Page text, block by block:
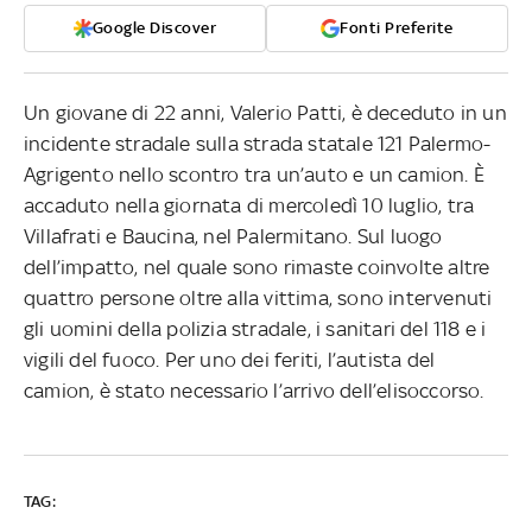
Google Discover Fonti Preferite
Un giovane di 22 anni, Valerio Patti, è deceduto in un
incidente stradale sulla strada statale 121 Palermo-
Agrigento nello scontro tra un’auto e un camion. È
accaduto nella giornata di mercoledì 10 luglio, tra
Villafrati e Baucina, nel Palermitano. Sul luogo
dell’impatto, nel quale sono rimaste coinvolte altre
quattro persone oltre alla vittima, sono intervenuti
gli uomini della polizia stradale, i sanitari del 118 e i
vigili del fuoco. Per uno dei feriti, l’autista del
camion, è stato necessario l’arrivo dell’elisoccorso.
TAG: